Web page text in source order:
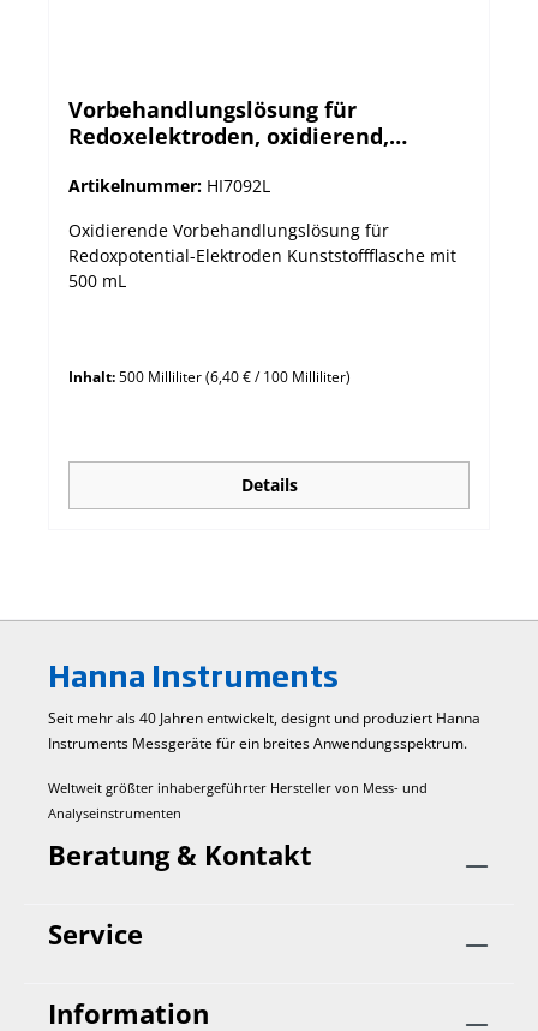
Vorbehandlungslösung für
Redoxelektroden, oxidierend,
Artikelnummer: HI7092L
Oxidierende Vorbehandlungslösung für
Redoxpotential-Elektroden Kunststoffflasche mit
500 mL
Inhalt:500 Milliliter(6,40 € / 100 Milliliter)
Details
Hanna Instruments
Seit mehr als 40 Jahren entwickelt, designt und produziert Hanna
Instruments Mess­geräte für ein breites Anwendungs­spektrum.
Weltweit größter inhabergeführter Hersteller von Mess- und
Analyseinstrumenten
Beratung & Kontakt
Service
Information